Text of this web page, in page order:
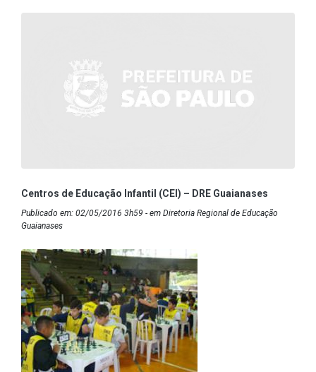
Centros de Educação Infantil (CEI) – DRE Guaianases
Publicado em: 02/05/2016 3h59 - em Diretoria Regional de Educação
Guaianases